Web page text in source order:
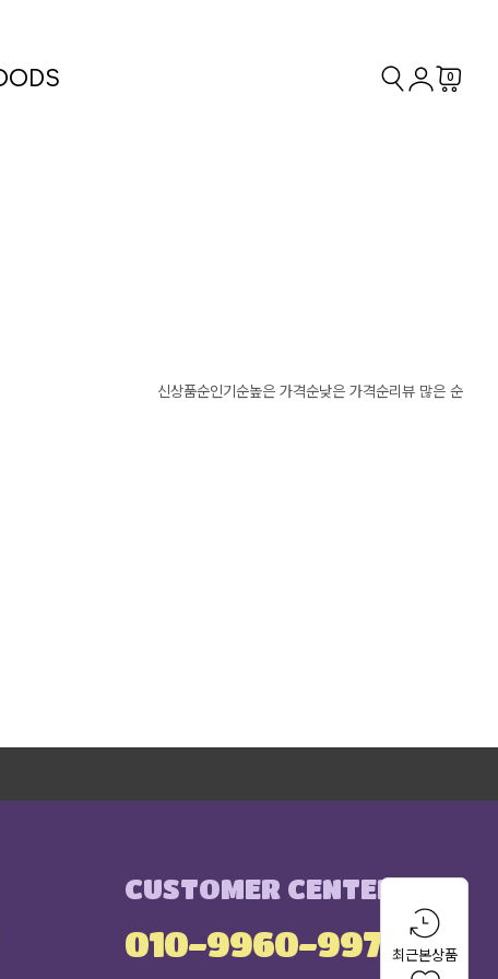
0
최근본상품
신상품순인기순높은 가격순낮은 가격순리뷰 많은 순
CUSTOMER CENTER
010-9960-9971